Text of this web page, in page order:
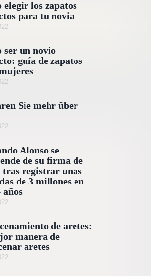
elegir los zapatos
para tu novia
ser un novio
guía de zapatos
Sie mehr über
Alonso se
de su firma de
tras registrar unas
de 3 millones en
años
de aretes:
manera de
aretes